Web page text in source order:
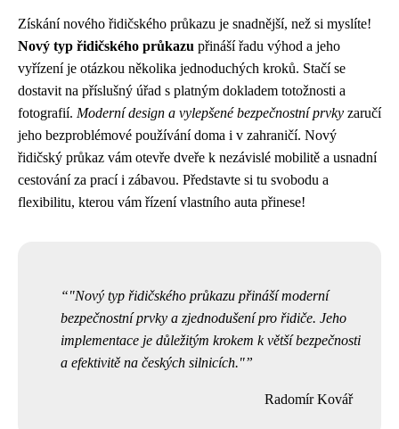
Získání nového řidičského průkazu je snadnější, než si myslíte!
Nový typ řidičského průkazu přináší řadu výhod a jeho
vyřízení je otázkou několika jednoduchých kroků. Stačí se
dostavit na příslušný úřad s platným dokladem totožnosti a
fotografií. Moderní design a vylepšené bezpečnostní prvky zaručí
jeho bezproblémové používání doma i v zahraničí. Nový
řidičský průkaz vám otevře dveře k nezávislé mobilitě a usnadní
cestování za prací i zábavou. Představte si tu svobodu a
flexibilitu, kterou vám řízení vlastního auta přinese!
"Nový typ řidičského průkazu přináší moderní
bezpečnostní prvky a zjednodušení pro řidiče. Jeho
implementace je důležitým krokem k větší bezpečnosti
a efektivitě na českých silnicích."
Radomír Kovář